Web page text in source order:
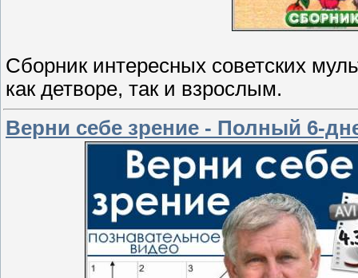
Сборник интересных советских
как детворе, так и взрослым.
Верни себе зрение - Полный 6-